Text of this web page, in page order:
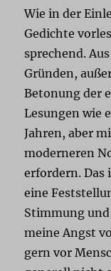
Wie in der
Gedichte
sprechend.
Gründen,
Betonung der
Lesungen wie
Jahren, aber
moderneren
erfordern.
eine
Stimmung
meine Angst
gern vor